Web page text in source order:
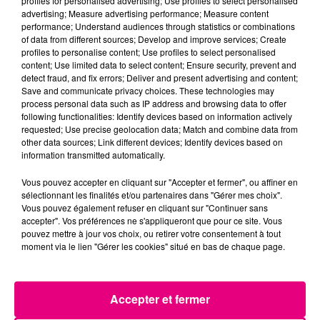
Incendie à Plaisance-du-Touch : des
habitations évacuées face à...
advertising; Measure advertising performance; Measure content
performance; Understand audiences through statistics or combinations
of data from different sources; Develop and improve services; Create
profiles to personalise content; Use profiles to select personalised
content; Use limited data to select content; Ensure security, prevent and
detect fraud, and fix errors; Deliver and present advertising and content;
Save and communicate privacy choices. These technologies may
process personal data such as IP address and browsing data to offer
following functionalities: Identify devices based on information actively
requested; Use precise geolocation data; Match and combine data from
other data sources; Link different devices; Identify devices based on
information transmitted automatically.
Vous pouvez accepter en cliquant sur "Accepter et fermer", ou affiner en
sélectionnant les finalités et/ou partenaires dans "Gérer mes choix".
Vous pouvez également refuser en cliquant sur "Continuer sans
accepter". Vos préférences ne s'appliqueront que pour ce site. Vous
pouvez mettre à jour vos choix, ou retirer votre consentement à tout
moment via le lien "Gérer les cookies" situé en bas de chaque page.
Accepter et fermer